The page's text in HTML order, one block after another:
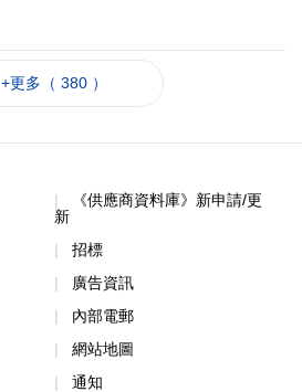
+更多（ 380 ）
《供應商資料庫》新申請/更
新
招標
廣告資訊
內部電郵
網站地圖
通知